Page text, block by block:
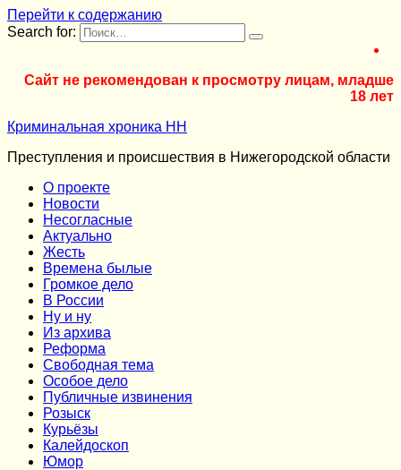
Перейти к содержанию
Search for:
Сайт не рекомендован к просмотру лицам, младше
18 лет
Криминальная хроника НН
Преступления и происшествия в Нижегородской области
О проекте
Новости
Несогласные
Актуально
Жесть
Времена былые
Громкое дело
В России
Ну и ну
Из архива
Реформа
Cвободная тема
Особое дело
Публичные извинения
Розыск
Курьёзы
Калейдоскоп
Юмор